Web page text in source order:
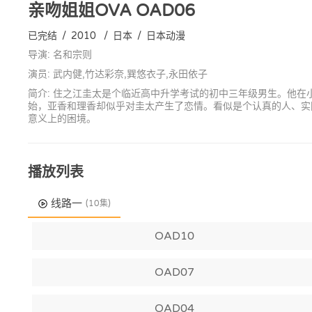
亲吻姐姐OVA OAD06
已完结 / 2010 / 日本 / 日本动漫
导演: 名和宗则
演员: 武内健,竹达彩奈,巽悠衣子,永田依子
简介: 住之江圭太是个临近高中升学考试的初中三年级男生。他
始，亚香和理香却似乎对圭太产生了恋情。看似是个认真的人、
意义上的困境。
播放列表
线路一 (10集)
OAD10
OAD07
OAD04